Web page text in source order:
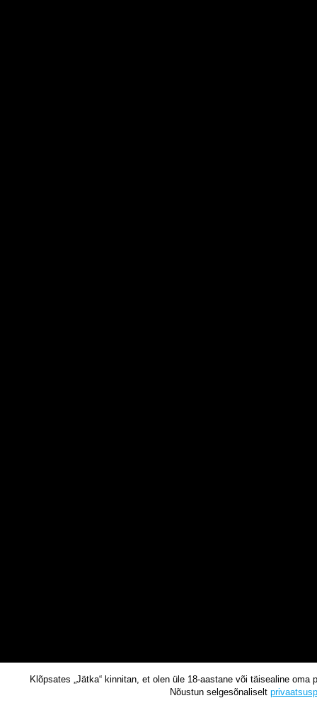
Klõpsates „Jätka“ kinnitan, et olen üle 18-aastane või täisealine oma
Nõustun selgesõnaliselt